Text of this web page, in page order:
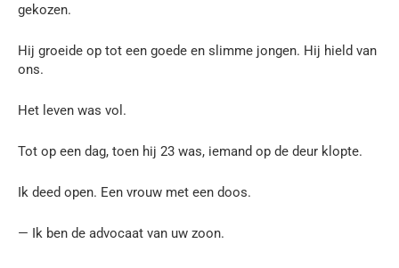
gekozen.
Hij groeide op tot een goede en slimme jongen. Hij hield van
ons.
Het leven was vol.
Tot op een dag, toen hij 23 was, iemand op de deur klopte.
Ik deed open. Een vrouw met een doos.
— Ik ben de advocaat van uw zoon.